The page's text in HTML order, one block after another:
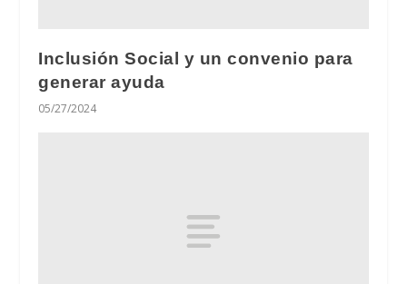
Inclusión Social y un convenio para
generar ayuda
05/27/2024